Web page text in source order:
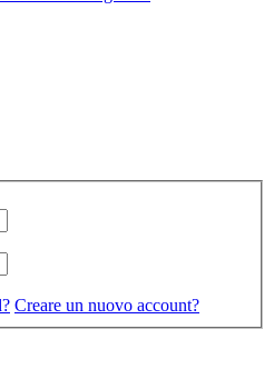
Creare un nuovo account?